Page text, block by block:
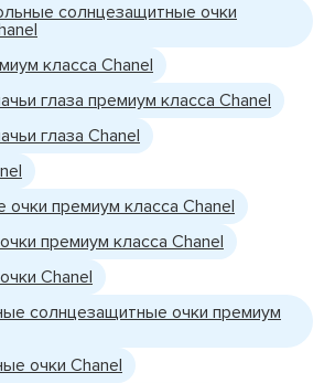
солнцезащитные очки
класса Chanel
глаза премиум класса Chanel
глаза Chanel
премиум класса Chanel
премиум класса Chanel
Chanel
солнцезащитные очки премиум
очки Chanel